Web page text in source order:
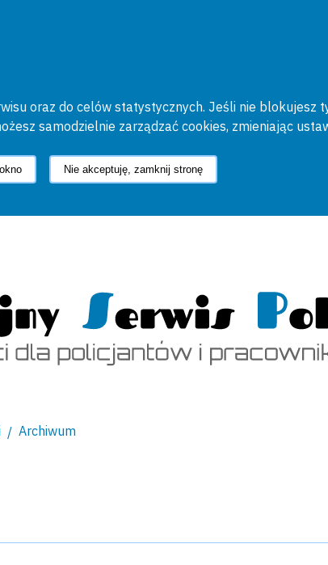
oraz do celów statystycznych. Jeśli nie blokujesz
samodzielnie zarządzać cookies, zmieniając
Nie akceptuję, zamknij stronę
Archiwum